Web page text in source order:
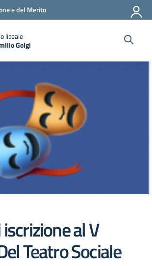
e del Merito
liceale
Golgi
la pagina iniziale della scuola
al V
Teatro Sociale